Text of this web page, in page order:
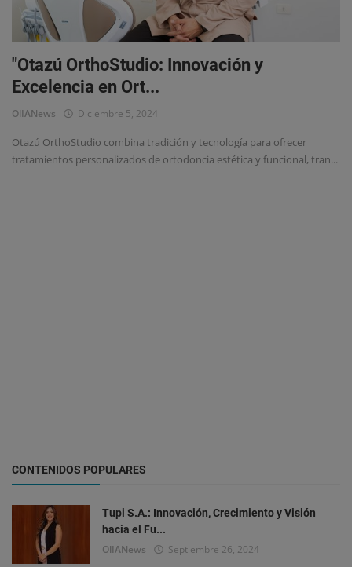
Eventos
"Otazú OrthoStudio: Innovación y
Excelencia en Ort...
OlIANews Diciembre 5, 2024
Otazú OrthoStudio combina tradición y tecnología para ofrecer
tratamientos personalizados de ortodoncia estética y funcional, tran...
CONTENIDOS POPULARES
Tupi S.A.: Innovación, Crecimiento y Visión
hacia el Fu...
OlIANews Septiembre 26, 2024